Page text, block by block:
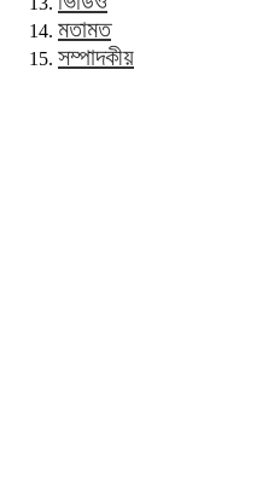
মতামত
সম্পাদকীয়